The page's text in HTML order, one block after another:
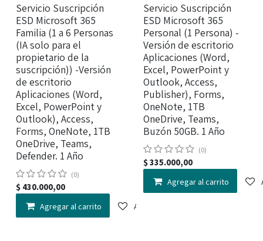
Servicio Suscripción
ESD Microsoft 365
Familia (1 a 6 Personas
(IA solo para el
propietario de la
suscripción)) -Versión
de escritorio
Aplicaciones (Word,
Excel, PowerPoint y
Outlook), Access,
Forms, OneNote, 1TB
OneDrive, Teams,
Defender. 1 Año
(0)
$ 430.000,00
Agregar al carrito Agregar a la lista de deseos
Servicio Suscripción
ESD Microsoft 365
Personal (1 Persona) -
Versión de escritorio
Aplicaciones (Word,
Excel, PowerPoint y
Outlook, Access,
Publisher), Forms,
OneNote, 1TB
OneDrive, Teams,
Buzón 50GB. 1 Año
(0)
$335.000,00
Agregar al carrito